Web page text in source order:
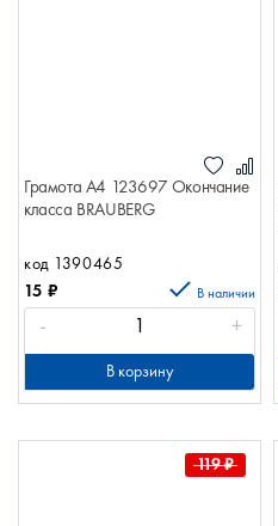
Грамота А4 123697 Окончание
класса BRAUBERG
код 1390465
15 ₽ В наличии
- +
В корзину
119₽